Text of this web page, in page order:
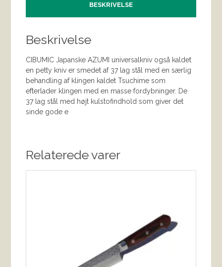
BESKRIVELSE
Beskrivelse
CIBUMIC Japanske AZUMI universalkniv også kaldet
en petty kniv er smedet af 37 lag stål med en særlig
behandling af klingen kaldet Tsuchime som
efterlader klingen med en masse fordybninger. De
37 lag stål med højt kulstofindhold som giver det
sinde gode e
Relaterede varer